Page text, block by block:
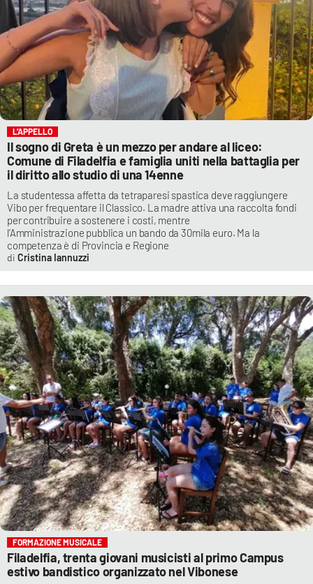
L’APPELLO
Il sogno di Greta è un mezzo per andare al liceo:
Comune di Filadelfia e famiglia uniti nella battaglia per
il diritto allo studio di una 14enne
La studentessa affetta da tetraparesi spastica deve raggiungere
Vibo per frequentare il Classico. La madre attiva una raccolta fondi
per contribuire a sostenere i costi, mentre
l’Amministrazione pubblica un bando da 30mila euro. Ma la
competenza è di Provincia e Regione
Cristina Iannuzzi
FORMAZIONE MUSICALE
Filadelfia, trenta giovani musicisti al primo Campus
estivo bandistico organizzato nel Vibonese